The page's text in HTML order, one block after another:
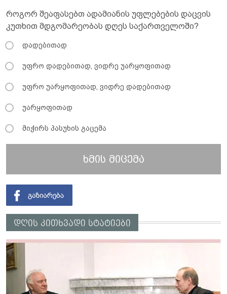
როგორ შეაფასებთ ადამიანის უფლებების დაცვის
კუთხით მდგომარეობას დღეს საქართველოში?
დადებითად
უფრო დადებითად, ვიდრე უარყოფითად
უფრო უარყოფითად, ვიდრე დადებითად
უარყოფითად
მიჭირს პასუხის გაცემა
ხმის მიცემა
დღის კითხვადი სტატიები